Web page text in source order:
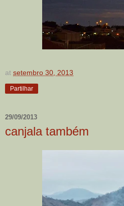
at setembro 30, 2013
Partilhar
29/09/2013
canjala também